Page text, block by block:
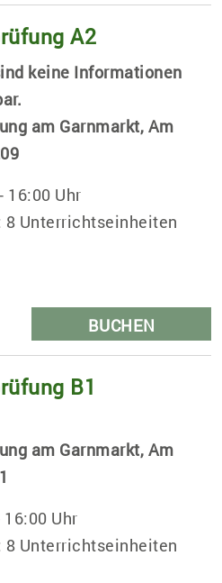
A2
keine Informationen
am Garnmarkt, Am
16:00 Uhr
8 Unterrichtseinheiten
BUCHEN
B1
am Garnmarkt, Am
Uhr
8 Unterrichtseinheiten